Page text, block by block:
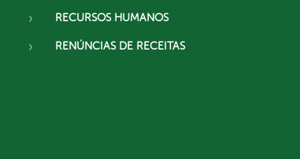
RECURSOS HUMANOS
RENÚNCIAS DE RECEITAS